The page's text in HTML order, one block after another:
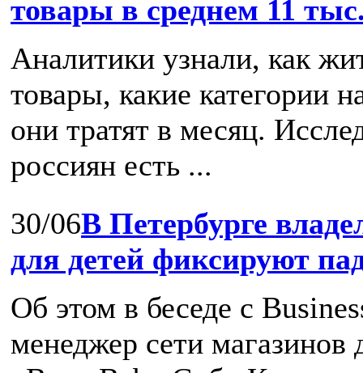
товары в среднем 11
Аналитики узнали, как
товары, какие категории
они тратят в месяц.
россиян есть ...
30/06В Петербурге
для детей фиксируют
Об этом в беседе с
менеджер cети магазинов